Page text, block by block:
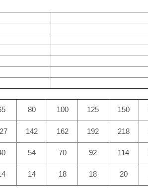
80 100 125 150
142 162 192 218
54 70 92 114
14 18 18 20